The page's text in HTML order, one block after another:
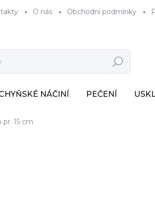
O nás Obchodní podmínky
Hledat
NÁČINÍ PEČENÍ
pr. 15 cm